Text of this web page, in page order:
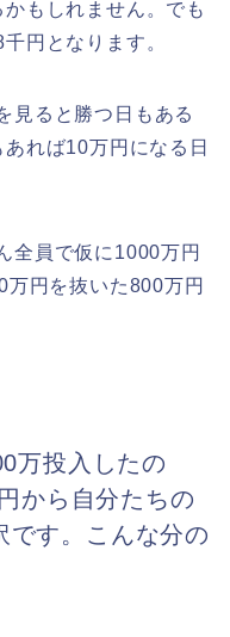
もしれません。でも
円となります。
見ると勝つ日もある
れば10万円になる日
全員で仮に1000万円
円を抜いた800万円
万投入したの
から自分たちの
です。こんな分の